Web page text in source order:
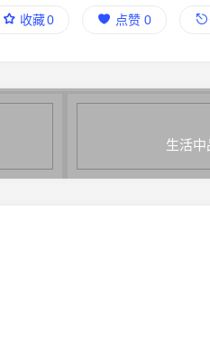
收藏0 点赞 0
生活中